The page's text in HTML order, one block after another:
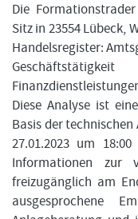
Die
Sitz in 23554 Lübeck,
Handelsregister:
Diese Analyse ist
Basis der
27.01.2023 um
Informationen zur
freizugänglich am
ausgesprochene